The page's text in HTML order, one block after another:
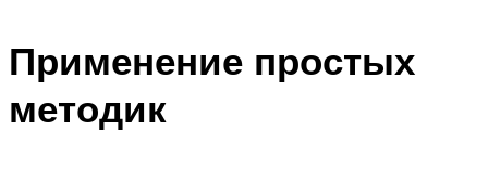
Применение простых
методик